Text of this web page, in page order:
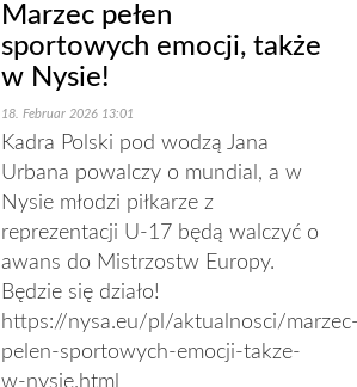
Marzec pełen
sportowych emocji, także
w Nysie!
18. Februar 2026 13:01
Kadra Polski pod wodzą Jana
Urbana powalczy o mundial, a w
Nysie młodzi piłkarze z
reprezentacji U-17 będą walczyć o
awans do Mistrzostw Europy.
Będzie się działo!
https://nysa.eu/pl/aktualnosci/
pelen-sportowych-emocji-takze-
w-nysie.html